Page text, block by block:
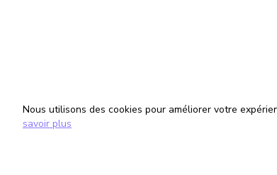
Nous utilisons des cookies pour améliorer votre
savoir plus